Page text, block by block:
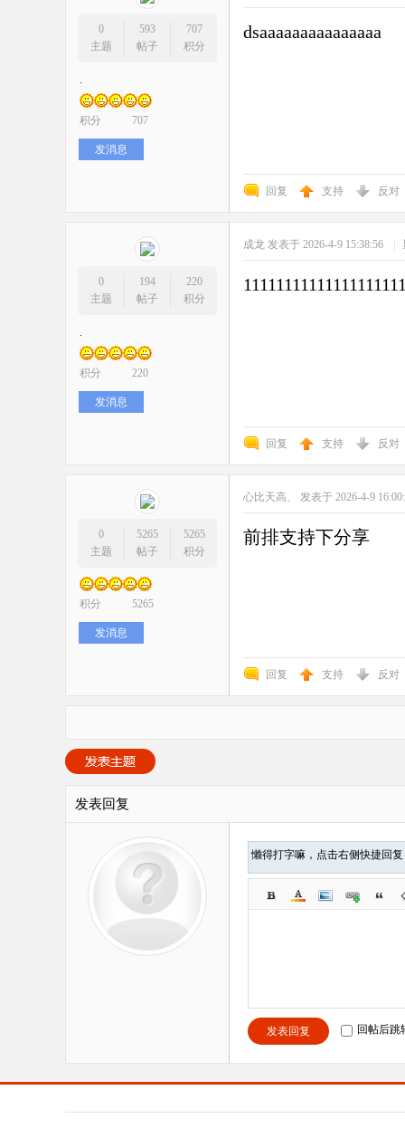
0
主题
593
帖子
707
积分
积分 707
发消息
dsaaaaaaaaaaaaaaa
回复 支持 反对
0
主题
194
帖子
220
积分
积分 220
发消息
成龙 发表于 2026-4-9 15:38:56 |
回复 支持 反对
0
主题
5265
帖子
5265
积分
积分 5265
发消息
心比天高、 发表于 2026-4-9
前排支持下分享
回复 支持 反对
发表回复
懒得打字嘛，点击右侧快捷回复
发表回复 回帖后跳